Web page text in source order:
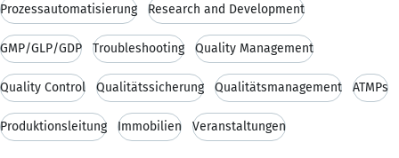
Prozessautomatisierung Research and Development
GMP/GLP/GDP Troubleshooting Quality Management
Quality Control Qualitätssicherung Qualitätsmanagement ATMPs
Produktionsleitung Immobilien Veranstaltungen